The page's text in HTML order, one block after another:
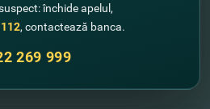
închide apelul,
112, contactează banca.
269 999